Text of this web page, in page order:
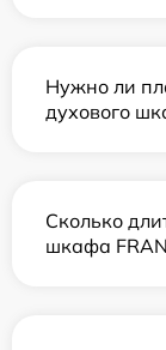
Нужно ли
духового
Сколько
шкафа